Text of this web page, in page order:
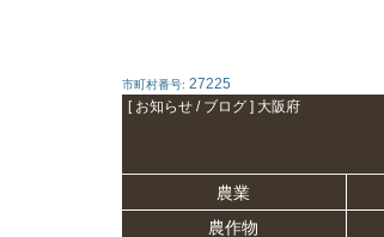
市町村番号: 27225
[ お知らせ / ブログ ] 大阪府
農業
農作物